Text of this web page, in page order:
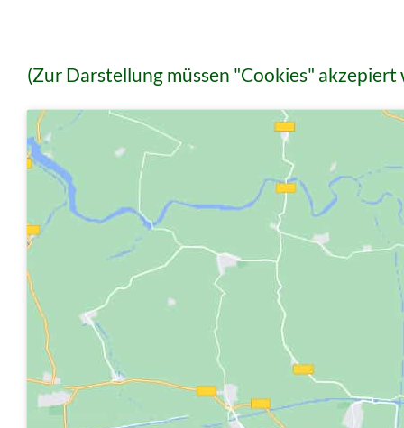
(Zur Darstellung müssen "Cookies" akzepiert